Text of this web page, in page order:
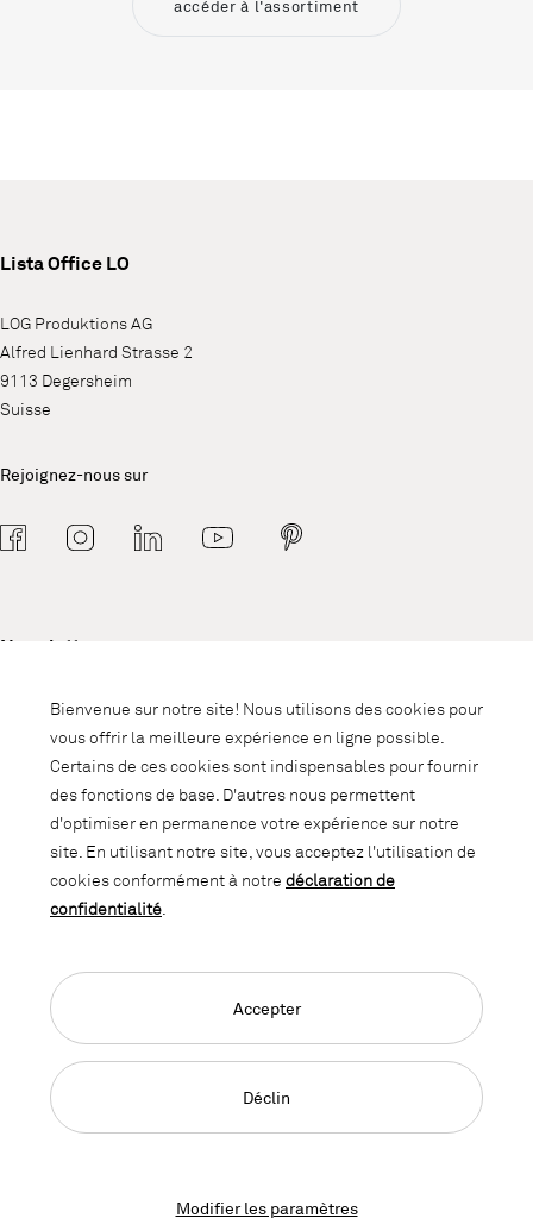
accéder à l'assortiment
Lista Office LO
LOG Produktions AG
Alfred Lienhard Strasse 2
9113 Degersheim
Suisse
Rejoignez-nous sur
Newsletter
Abonnez-vous à notre newsletter et
soyez informé des promotions, des
nouveautés et des trends d'intérieur.
Language Navigation
Deutsch
Impressum Déclaration de confidentialité
Bienvenue sur notre site! Nous utilisons des cookies pour
vous offrir la meilleure expérience en ligne possible.
Certains de ces cookies sont indispensables pour fournir
des fonctions de base. D'autres nous permettent
d'optimiser en permanence votre expérience sur notre
site. En utilisant notre site, vous acceptez l'utilisation de
cookies conformément à notre déclaration de
confidentialité
Modifier les paramètres
Déclin
Accepter